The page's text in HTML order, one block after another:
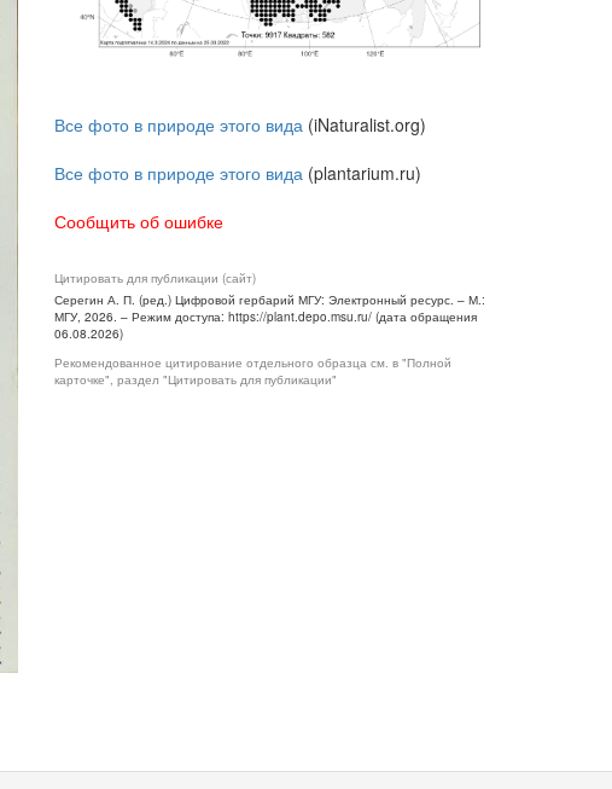
Все фото в природе этого вида (iNaturalist.org)
Все фото в природе этого вида (plantarium.ru)
Сообщить об ошибке
Цитировать для публикации (сайт)
Серегин А. П. (ред.) Цифровой гербарий МГУ: Электронный ресурс. – М.:
МГУ, 2026. – Режим доступа: https://plant.depo.msu.ru/ (дата обращения
06.08.2026)
Рекомендованное цитирование отдельного образца см. в "Полной
карточке", раздел "Цитировать для публикации"